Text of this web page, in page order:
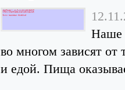
Наше
во многом зависят от
и едой. Пища